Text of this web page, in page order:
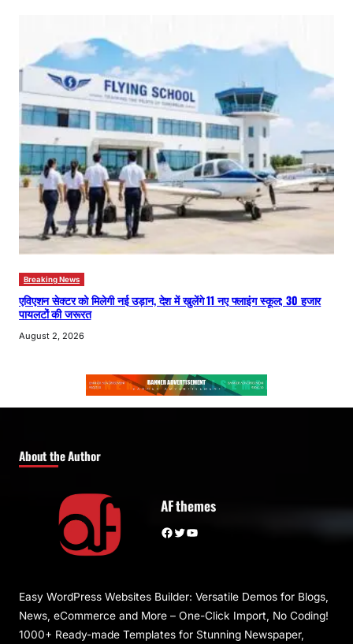
Breaking News
एविएशन सेक्टर को मिलेगी नई उड़ान, देश में खुलेंगे 11 नए फ्लाइंग स्कूल; 30 हजार
पायलटों की जरूरत
August 2, 2026
About the Author
AF themes
Facebook Twitter YouTube
Easy WordPress Websites Builder: Versatile Demos for Blogs,
News, eCommerce and More – One-Click Import, No Coding!
1000+ Ready-made Templates for Stunning Newspaper,